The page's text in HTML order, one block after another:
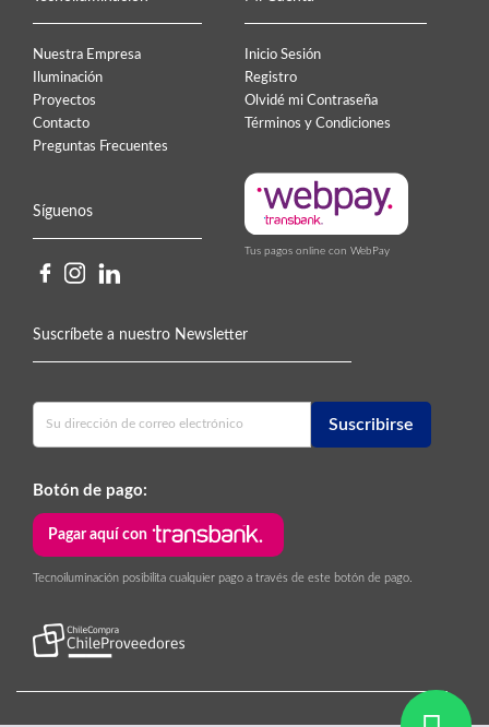
Nuestra Empresa
Iluminación
Proyectos
Contacto
Preguntas Frecuentes
Síguenos
Inicio Sesión
Registro
Olvidé mi Contraseña
Términos y Condiciones
Tus pagos online con WebPay
Suscríbete a nuestro Newsletter
Botón de pago:
Pagar aquí con
Tecnoiluminación posibilita cualquier pago a través de este botón de pago.